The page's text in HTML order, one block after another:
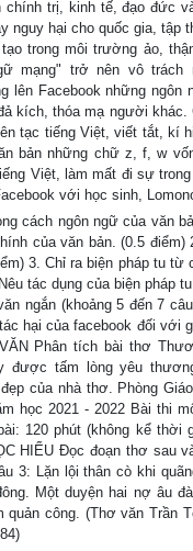
chính trị, kinh tế, đạo đức
nguy hại cho quốc gia, tập
trong môi trường ảo,
mạng" trở nên vô trách
lên Facebook những ngôn
kích, thóa mạ người khác.
tạc tiếng Việt, viết tắt, kí
bản những chữ z, f, w
Việt, làm mất đi sự
với học sinh,
cách ngôn ngữ của văn
của văn bản. (0.5 điểm)
3. Chỉ ra biện pháp tu
tác dụng của biện pháp
ngắn (khoảng 5 đến 7
hại của facebook đối với
Phân tích bài thơ
được tấm lòng yêu
của nhà thơ. Phòng
học 2021 - 2022 Bài thi
120 phút (không kể thời
HIỂU Đọc đoạn thơ sau
3: Lặn lội thân cò khi
Một duyện hai nợ âu
quản công. (Thơ văn Trần